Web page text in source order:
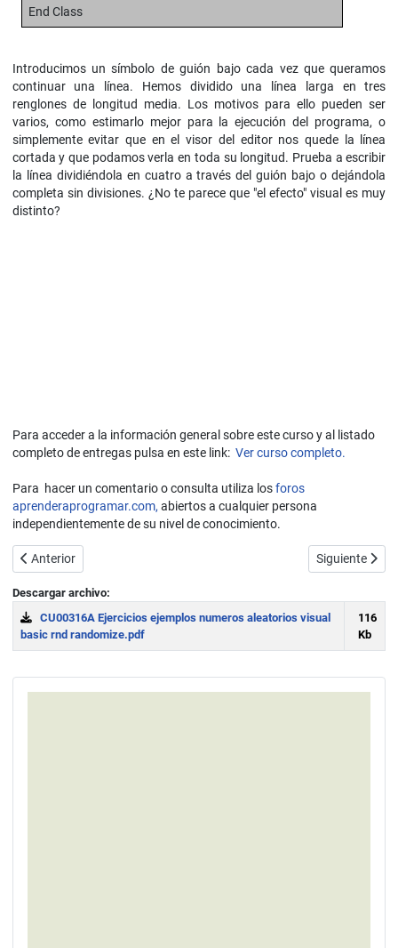
End Class
Introducimos un símbolo de guión bajo cada vez que queramos
continuar una línea. Hemos dividido una línea larga en tres
renglones de longitud media. Los motivos para ello pueden ser
varios, como estimarlo mejor para la ejecución del programa, o
simplemente evitar que en el visor del editor nos quede la línea
cortada y que podamos verla en toda su longitud. Prueba a escribir
la línea dividiéndola en cuatro a través del guión bajo o dejándola
completa sin divisiones. ¿No te parece que "el efecto" visual es muy
distinto?
Para acceder a la información general sobre este curso y al listado
completo de entregas pulsa en este link: Ver curso completo.
Para hacer un comentario o consulta utiliza losforos
aprenderaprogramar.com, abiertos a cualquier persona
independientemente de su nivel de conocimiento.
Artículo anterior: Generar números aleatorios en Visual Basic
Anterior Artículo
Siguiente
Descargar archivo:
CU00316A Ejercicios ejemplos numeros aleatorios visual
basic rnd randomize.pdf
116
Kb